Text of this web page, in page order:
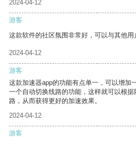
2024-04-12
游客
这款软件的社区氛围非常好，可以与其他用
2024-04-12
游客
这款加速器app的功能有点单一，可以增加
一个自动切换线路的功能，这样就可以根
路，从而获得更好的加速效果。
2024-04-12
游客